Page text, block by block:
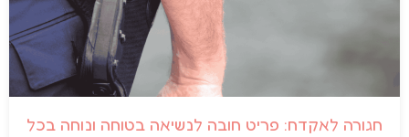
חגורה לאקדח: פריט חובה לנשיאה בטוחה ונוחה בכל